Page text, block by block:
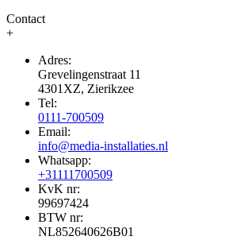
Contact
+
Adres:
Grevelingenstraat 11
4301XZ, Zierikzee
Tel:
0111-700509
Email:
info@media-installaties.nl
Whatsapp:
+31111700509
KvK nr:
99697424
BTW nr:
NL852640626B01